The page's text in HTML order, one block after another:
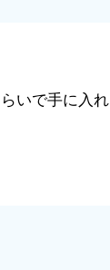
いで手に入れ